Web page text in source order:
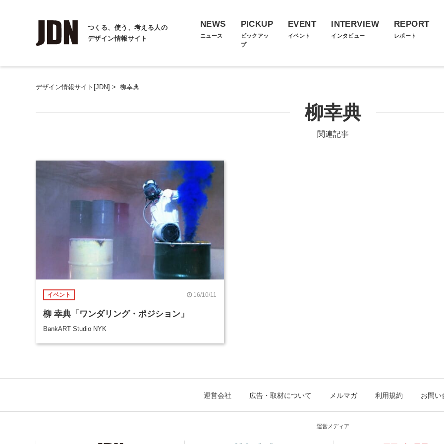
つくる、使う、考える人の
デザイン情報サイト
NEWS
ニュース
PICKUP
ピックアッ
プ
EVENT
イベント
INTERVIEW
インタビュー
REPORT
レポート
デザイン情報サイト[JDN] > 柳幸典
柳幸典
関連記事
イベント 16/10/11
柳 幸典「ワンダリング・ポジション」
BankART Studio NYK
運営会社 広告・取材について メルマガ 利用規約 お問い
運営メディア